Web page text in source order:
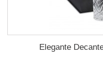
Elegante